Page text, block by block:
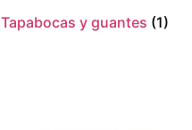
Tapabocas y guantes (1)